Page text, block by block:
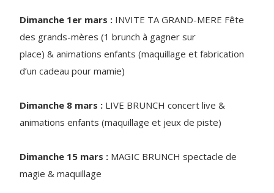
Dimanche 1er mars : INVITE TA GRAND-MERE Fête
des grands-mères (1 brunch à gagner sur
place) & animations enfants (maquillage et fabrication
d’un cadeau pour mamie)
Dimanche 8 mars : LIVE BRUNCH concert live &
animations enfants (maquillage et jeux de piste)
Dimanche 15 mars : MAGIC BRUNCH spectacle de
magie & maquillage